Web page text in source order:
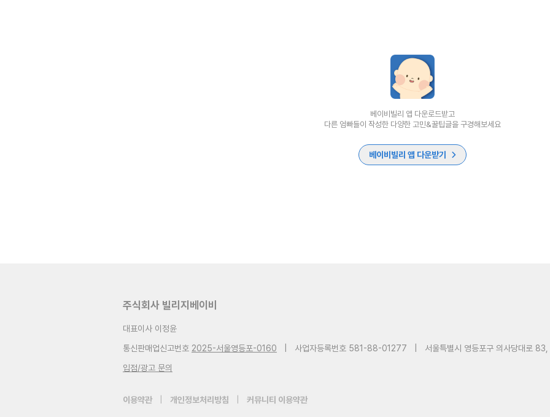
베이비빌리 앱 다운로드받고
다른 엄빠들이 작성한 다양한 고민&꿀팁글을 구경해보세요
베이비빌리 앱 다운받기
주식회사 빌리지베이비
대표이사 이정윤
통신판매업신고번호 2025-서울영등포-0160 사업자등록번호 581-88-01277
서울특별시 영등포구 의사당대로
입점/광고 문의
이용약관 개인정보처리방침 커뮤니티 이용약관